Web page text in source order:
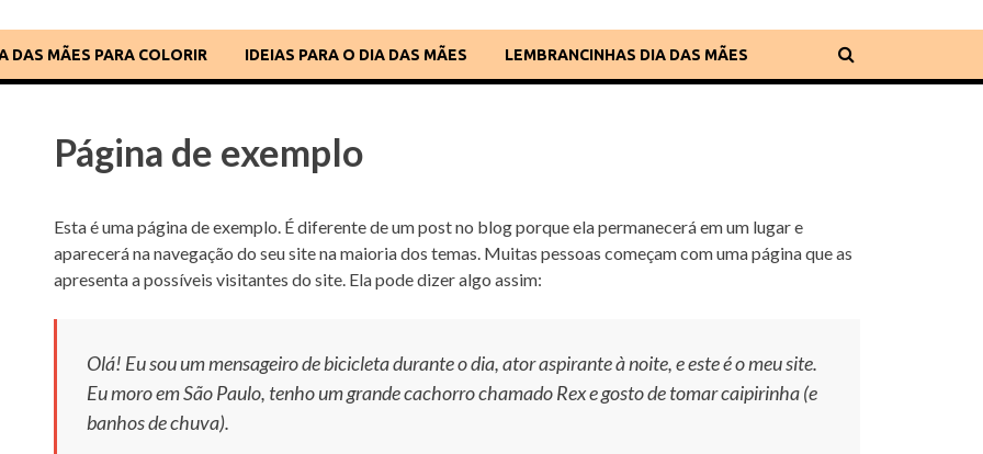
DAS MÃES PARA COLORIR IDEIAS PARA O DIA DAS MÃES LEMBRANCINHAS DIA DAS MÃES
Página de exemplo
Esta é uma página de exemplo. É diferente de um post no blog porque ela permanecerá em um lugar e
aparecerá na navegação do seu site na maioria dos temas. Muitas pessoas começam com uma página que as
apresenta a possíveis visitantes do site. Ela pode dizer algo assim:
Olá! Eu sou um mensageiro de bicicleta durante o dia, ator aspirante à noite, e este é o meu site.
Eu moro em São Paulo, tenho um grande cachorro chamado Rex e gosto de tomar caipirinha (e
banhos de chuva).